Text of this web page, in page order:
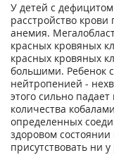
У детей с
расстройство
анемия.
красных кровяных
красных кровяных
большими. Ребенок
нейтропенией -
этого сильно
количества
определенных
здоровом
присутствовать ни